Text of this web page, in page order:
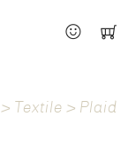
> Textile > Plaid